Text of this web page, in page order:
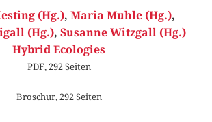
(Hg.), Maria Muhle (Hg.),
(Hg.), Susanne Witzgall (Hg.)
Hybrid Ecologies
PDF, 292 Seiten
Broschur, 292 Seiten